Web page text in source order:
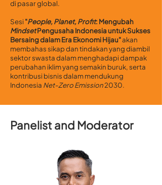
di pasar global.
Sesi "People, Planet, Profit: Mengubah
MindsetPengusaha Indonesia untuk Sukses
Bersaing dalam Era Ekonomi Hijau"akan
membahas sikap dan tindakan yang diambil
sektor swasta dalam menghadapi dampak
perubahan iklim yang semakin buruk, serta
kontribusi bisnis dalam mendukung
Indonesia Net-Zero Emission2030.
Panelist and Moderator